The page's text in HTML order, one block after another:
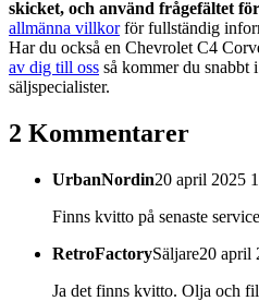
skicket, och använd frågefältet
allmänna villkorför fullständig
Har du också en Chevrolet C4
av dig till oss så kommer du snabbt
säljspecialister.
2 Kommentarer
UrbanNordin20 april 2025
Finns kvitto på senaste
RetroFactorySäljare20 april
Ja det finns kvitto. Olja och